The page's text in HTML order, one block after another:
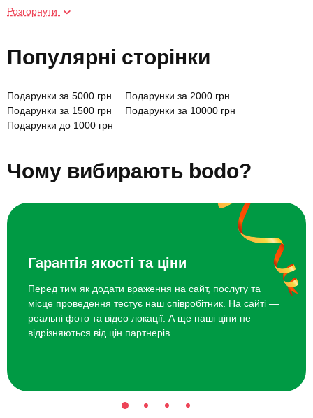
Драйв на квадроциклах для двох
Майстер-клас картингу для двох 4200 грн
SPA по-турецьки для двох 5000 грн
Індивідуальна парфумерна карта 4450 грн
Розгорнути
Популярні сторінки
Подарунки за 5000 грн
Подарунки за 2000 грн
Подарунки за 1500 грн
Подарунки за 10000 грн
Подарунки до 1000 грн
Чому вибирають bodo?
Гарантія якості та ціни
Перед тим як додати враження на сайт, послугу та
місце проведення тестує наш співробітник. На сайті —
реальні фото та відео локації. А ще наші ціни не
відрізняються від цін партнерів.